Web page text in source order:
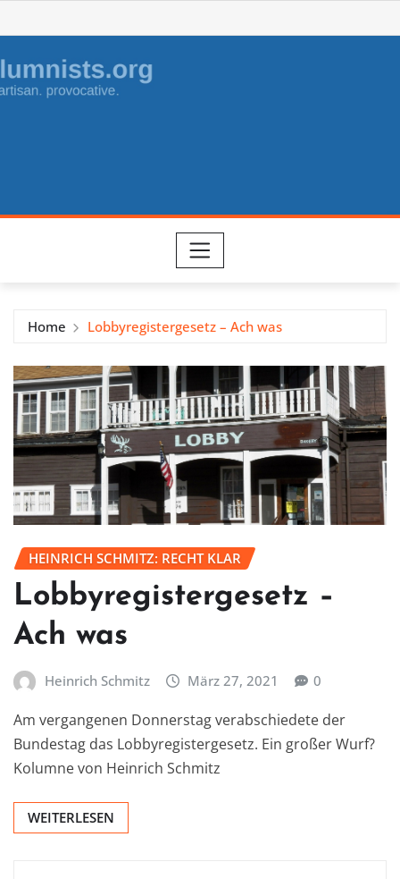
to
content
Home Lobbyregistergesetz – Ach was
HEINRICH SCHMITZ: RECHT KLAR
Lobbyregistergesetz –
Ach was
Heinrich Schmitz März 27, 2021 0
Am vergangenen Donnerstag verabschiedete der
Bundestag das Lobbyregistergesetz. Ein großer Wurf?
Kolumne von Heinrich Schmitz
WEITERLESEN